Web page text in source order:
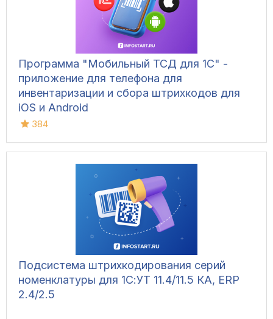
Программа "Мобильный ТСД для 1С" -
приложение для телефона для
инвентаризации и сбора штрихкодов для
iOS и Android
384
Подсистема штрихкодирования серий
номенклатуры для 1С:УТ 11.4/11.5 КА, ERP
2.4/2.5